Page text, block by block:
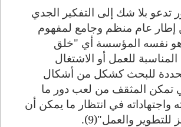
تدعو بلا شك إلى التفكير الجدي
عام منظم وجامع لمفهوم
هو نفسه المؤسسة أي "خلق
المناسبة للعمل أو الاشتغال
للبحث كشكل من أشكال
تمكن المثقف من لعب دور ما
واجتهاداته في انتظار ما يمكن أن
للتطوير والعمل"(9).